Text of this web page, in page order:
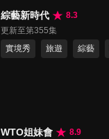
綜藝新時代
8.3
更新至第355集
實境秀
旅遊 綜藝
WTO姐妹會
8.9